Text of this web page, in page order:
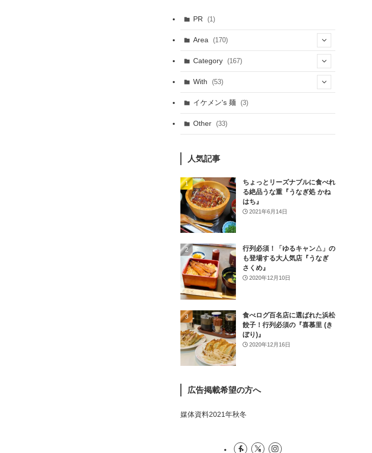
PR (1)
Area (170)
(1)
(6)
(11)
(1)
(3)
(26)
(46)
(1)
Category (167)
(114)
With (53)
(15)
(43)
(31)
(49)
イケメン's 麺 (3)
Other (33)
人気記事
ちょっとリーズナブルに食べれ
る絶品うな重『うなぎ処 かね
はち』
2021年6月14日
行列必須！「ゆるキャン△」の
も登場する大人気店『うなぎ
さくめ』
2020年12月10日
食べログ百名店に選ばれた浜松
餃子！行列必須の『喜慕里 (き
ぼり)』
2020年12月16日
広告掲載希望の方へ
媒体資料2021年秋冬